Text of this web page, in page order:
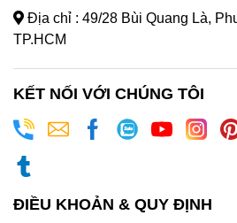
Địa chỉ : 49/28 Bùi Quang Là,
TP.HCM
KẾT NỐI VỚI CHÚNG TÔI
ĐIỀU KHOẢN & QUY ĐỊNH